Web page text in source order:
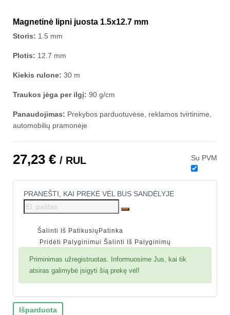
Magnetinė lipni juosta 1.5x12.7 mm
Storis: 1.5 mm
Plotis: 12.7 mm
Kiekis rulone: 30 m
Traukos jėga per ilgį: 90 g/cm
Panaudojimas: Prekybos parduotuvėse, reklamos tvirtinime,
automobilių pramonėje
27,23 € / RUL Su PVM
PRANEŠTI, KAI PREKĖ VĖL BUS SANDĖLYJE
Šalinti Iš Patikusių Patinka
Pridėti Palyginimui Šalinti Iš Palyginimų
Priminimas užregistruotas. Informuosime Jus, kai tik
atsiras galimybė įsigyti šią prekę vėl!
Išparduota